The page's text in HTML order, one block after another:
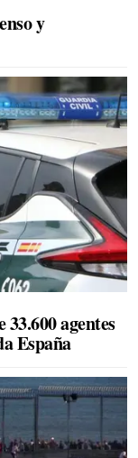
y
agentes
España